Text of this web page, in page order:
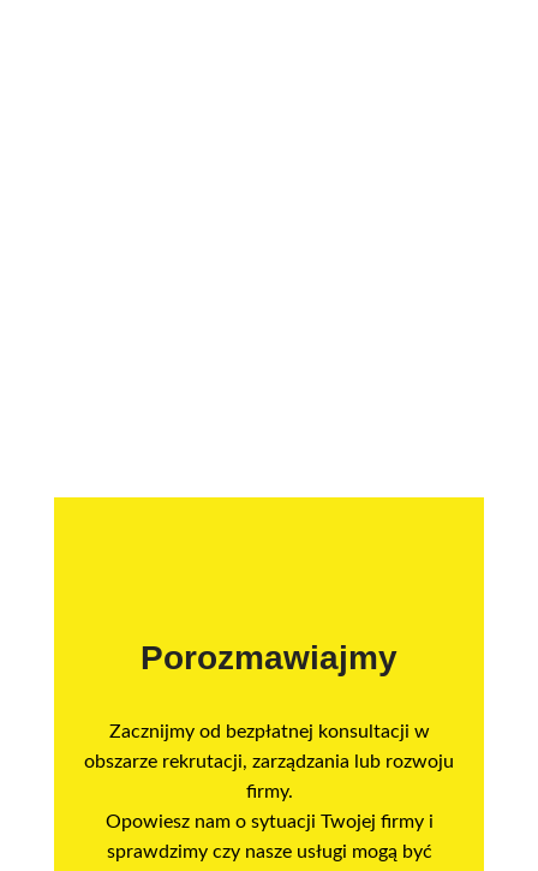
Porozmawiajmy
Zacznijmy od bezpłatnej konsultacji w
obszarze rekrutacji, zarządzania lub rozwoju
firmy.
Opowiesz nam o sytuacji Twojej firmy i
sprawdzimy czy nasze usługi mogą być